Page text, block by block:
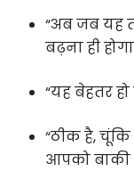
“अब जब यह
बढ़ना ही
“यह बेहतर
“ठीक है,
आपको बाकी